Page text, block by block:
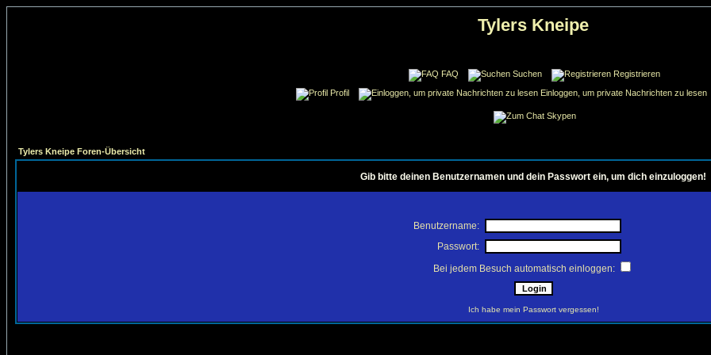
Tylers Kneipe
FAQ Suchen
Registrieren
Profil
Einloggen, um private Nachrichten zu lesen
Skypen
Tylers Kneipe Foren-Übersicht
Gib bitte deinen Benutzernamen und dein Passwort ein, um dich einzuloggen!
Benutzername:
Passwort:
Bei jedem Besuch automatisch einloggen:
Ich habe mein Passwort vergessen!